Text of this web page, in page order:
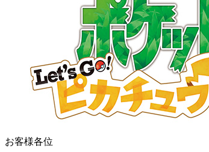
お客様各位